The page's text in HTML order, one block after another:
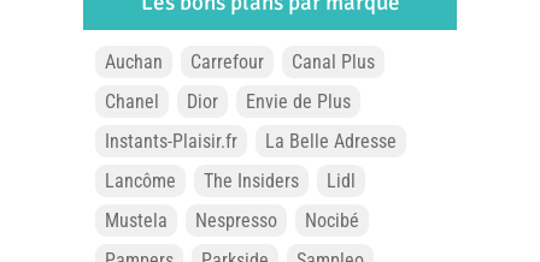
Auchan Carrefour
Canal Plus
Chanel
Dior
Envie de Plus
Instants-Plaisir.fr
La Belle Adresse
Lancôme
The Insiders
Lidl
Mustela
Nespresso
Nocibé